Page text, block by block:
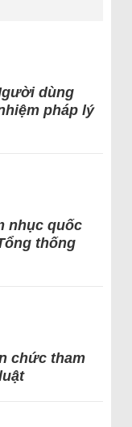
dùng
pháp lý
nhục quốc
thống
chức tham